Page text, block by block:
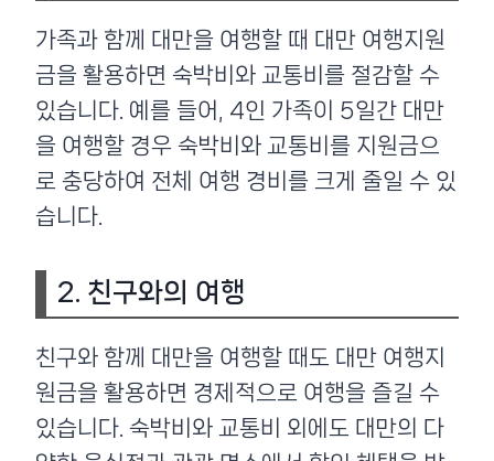
가족과 함께 대만을 여행할 때 대만 여행지원
금을 활용하면 숙박비와 교통비를 절감할 수
있습니다. 예를 들어, 4인 가족이 5일간 대만
을 여행할 경우 숙박비와 교통비를 지원금으
로 충당하여 전체 여행 경비를 크게 줄일 수 있
습니다.
2. 친구와의 여행
친구와 함께 대만을 여행할 때도 대만 여행지
원금을 활용하면 경제적으로 여행을 즐길 수
있습니다. 숙박비와 교통비 외에도 대만의 다